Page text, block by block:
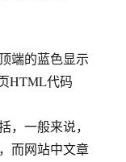
端的蓝色显示
HTML代码
一般来说，
而网站中文章